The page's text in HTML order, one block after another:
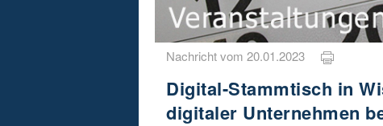
Nachricht vom 20.01.2023
Digital-Stammtisch in
digitaler Unternehmen